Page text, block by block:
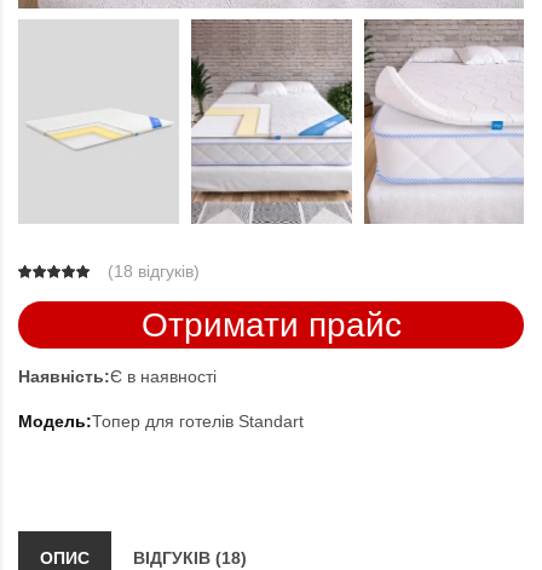
(18 відгуків)
Отримати прайс
Наявність:Є в наявності
Модель:Топер для готелів Standart
ОПИС ВІДГУКІВ (18)